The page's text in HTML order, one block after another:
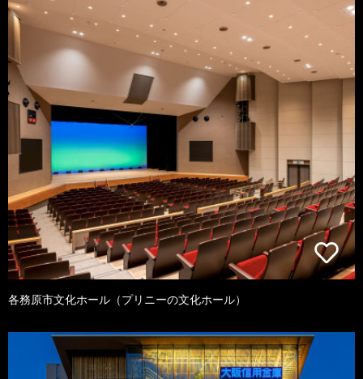
各務原市文化ホール（プリニーの文化ホール）